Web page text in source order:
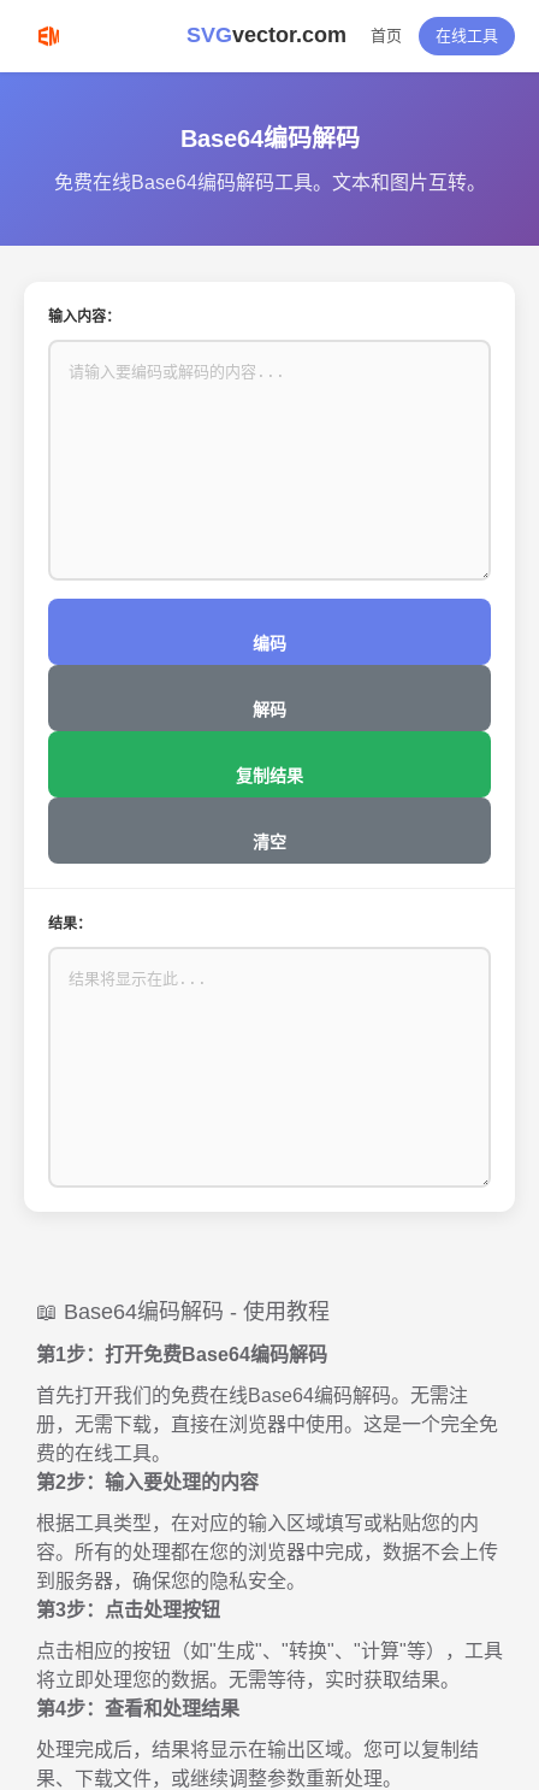
SVGvector.com 首页 在线工具
Base64编码解码
免费在线Base64编码解码工具。文本和图片互转。
输入内容：
编码
解码
复制结果
清空
结果：
📖 Base64编码解码 - 使用教程
第1步：打开免费Base64编码解码
首先打开我们的免费在线Base64编码解码。无需注
册，无需下载，直接在浏览器中使用。这是一个完全免
费的在线工具。
第2步：输入要处理的内容
根据工具类型，在对应的输入区域填写或粘贴您的内
容。所有的处理都在您的浏览器中完成，数据不会上传
到服务器，确保您的隐私安全。
第3步：点击处理按钮
点击相应的按钮（如"生成"、"转换"、"计算"等），工具
将立即处理您的数据。无需等待，实时获取结果。
第4步：查看和处理结果
处理完成后，结果将显示在输出区域。您可以复制结
果、下载文件，或继续调整参数重新处理。